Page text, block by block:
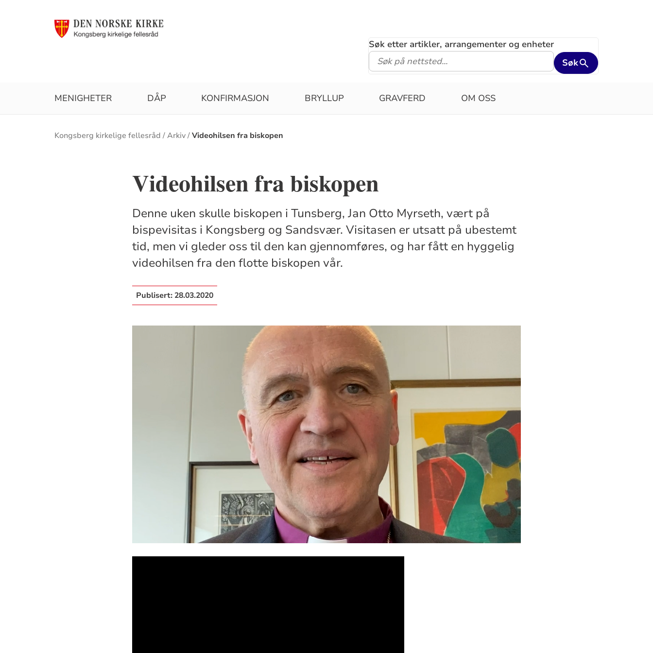
Søk etter artikler, arrangementer og enheter
Søk
MENIGHETER DÅP KONFIRMASJON BRYLLUP GRAVFERD OM OSS
Brødsmulesti
Kongsberg kirkelige fellesråd Arkiv Videohilsen fra biskopen
Videohilsen fra biskopen
Denne uken skulle biskopen i Tunsberg, Jan Otto Myrseth, vært på
bispevisitas i Kongsberg og Sandsvær. Visitasen er utsatt på ubestemt
tid, men vi gleder oss til den kan gjennomføres, og har fått en hyggelig
videohilsen fra den flotte biskopen vår.
Publisert: 28.03.2020